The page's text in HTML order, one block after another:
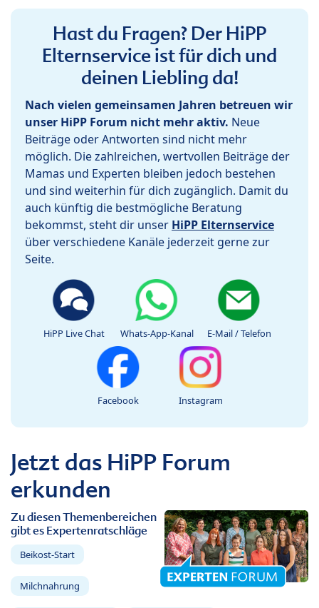
Hast du Fragen? Der HiPP
Elternservice ist für dich und
deinen Liebling da!
Nach vielen gemeinsamen Jahren betreuen wir
unser HiPP Forum nicht mehr aktiv. Neue
Beiträge oder Antworten sind nicht mehr
möglich. Die zahlreichen, wertvollen Beiträge der
Mamas und Experten bleiben jedoch bestehen
und sind weiterhin für dich zugänglich. Damit du
auch künftig die bestmögliche Beratung
bekommst, steht dir unser HiPP Elternservice
über verschiedene Kanäle jederzeit gerne zur
Seite.
HiPP Live Chat Whats-App-Kanal E-Mail / Telefon
Facebook Instagram
Jetzt das HiPP Forum
erkunden
Zu diesen Themenbereichen
gibt es Expertenratschläge
Beikost-Start
Milchnahrung